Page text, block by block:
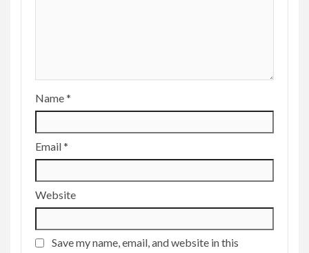
Name*
Email*
Website
Save my name, email, and website in this